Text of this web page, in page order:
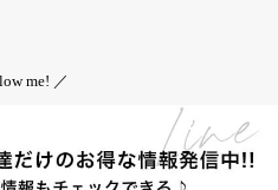
me! ／